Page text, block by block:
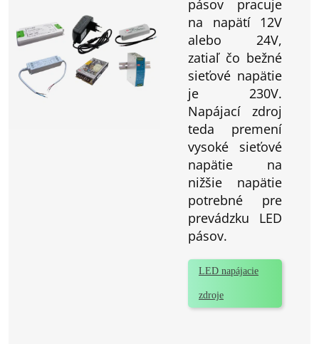
pásov pracuje
na napätí 12V
alebo 24V,
zatiaľ čo bežné
sieťové napätie
je 230V.
Napájací zdroj
teda premení
vysoké sieťové
napätie na
nižšie napätie
potrebné pre
prevádzku LED
pásov.
LED napájacie
zdroje